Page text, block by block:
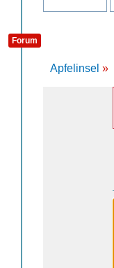
Forum
Apfelinsel »